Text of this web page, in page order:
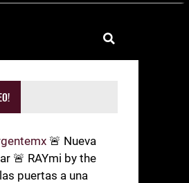
🚨 Nueva
🚨 RAYmi by the
puertas a una